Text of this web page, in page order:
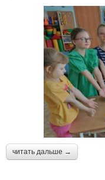
читать дальше →